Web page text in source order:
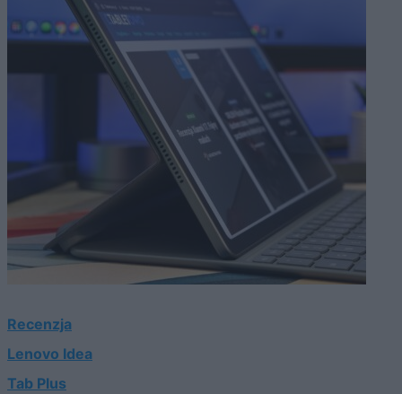
Recenzja
Lenovo Idea
Tab Plus